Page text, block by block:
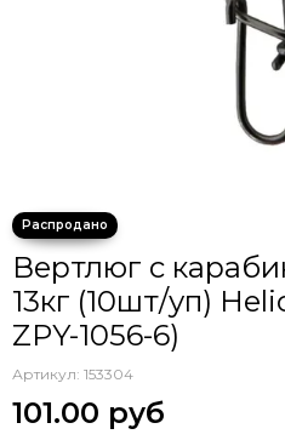
Крючки тройники с каплей
Вертлюг с
13кг (10шт/уп)
ZPY-1056-6)
Артикул: 153304
101.00 руб